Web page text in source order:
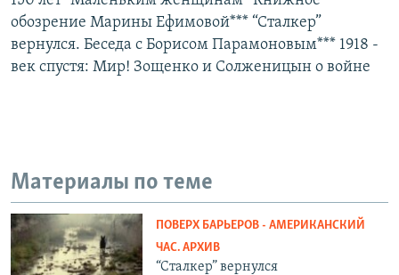
обозрение Марины Ефимовой*** “Сталкер”
вернулся. Беседа с Борисом Парамоновым*** 1918 -
век спустя: Мир! Зощенко и Солженицын о войне
Материалы по теме
ПОВЕРХ БАРЬЕРОВ - АМЕРИКАНСКИЙ
ЧАС. АРХИВ
“Сталкер” вернулся